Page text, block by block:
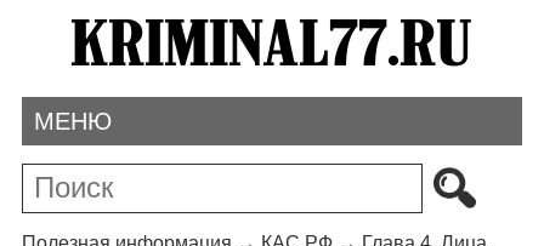
МЕНЮ